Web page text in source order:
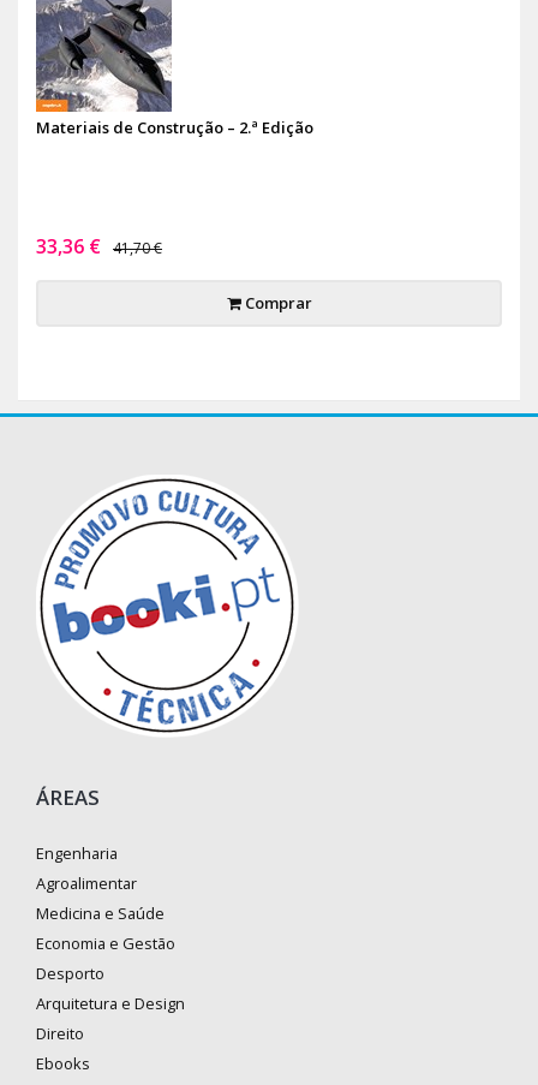
Materiais de Construção – 2.ª Edição
33,36 € 41,70 €
Comprar
ÁREAS
Engenharia
Agroalimentar
Medicina e Saúde
Economia e Gestão
Desporto
Arquitetura e Design
Direito
Ebooks